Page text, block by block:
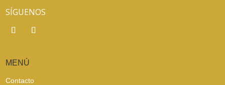
SÍGUENOS
MENÚ
Contacto